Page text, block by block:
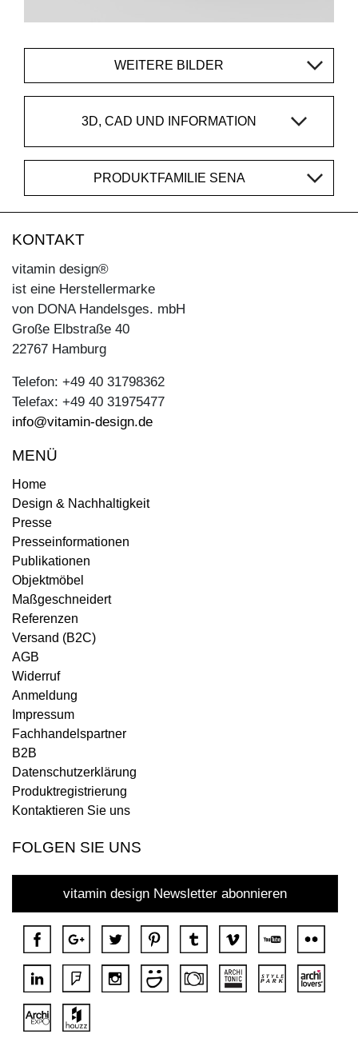
WEITERE BILDER
3D, CAD UND INFORMATION
PRODUKTFAMILIE SENA
KONTAKT
vitamin design®
ist eine Herstellermarke
von DONA Handelsges. mbH
Große Elbstraße 40
22767 Hamburg
Telefon: +49 40 31798362
Telefax: +49 40 31975477
info@vitamin-design.de
MENÜ
Home
Design & Nachhaltigkeit
Presse
Presseinformationen
Publikationen
Objektmöbel
Maßgeschneidert
Referenzen
Versand (B2C)
AGB
Widerruf
Anmeldung
Impressum
Fachhandelspartner
B2B
Datenschutzerklärung
Produktregistrierung
Kontaktieren Sie uns
FOLGEN SIE UNS
vitamin design Newsletter abonnieren